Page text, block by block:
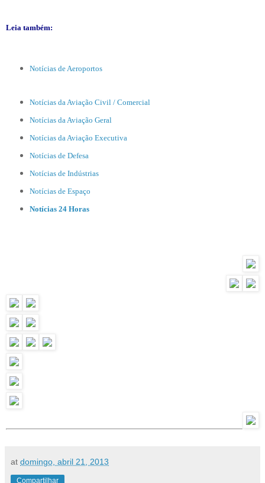
Leia também:
Notícias de Aeroportos
Notícias da Aviação Civil / Comercial
Notícias da Aviação Geral
Notícias da Aviação Executiva
Notícias de Defesa
Notícias de Indústrias
Notícias de Espaço
Notícias 24 Horas
at domingo, abril 21, 2013
Compartilhar